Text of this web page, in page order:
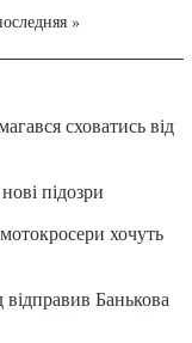
»
сховатись від
підозри
хочуть
Банькова